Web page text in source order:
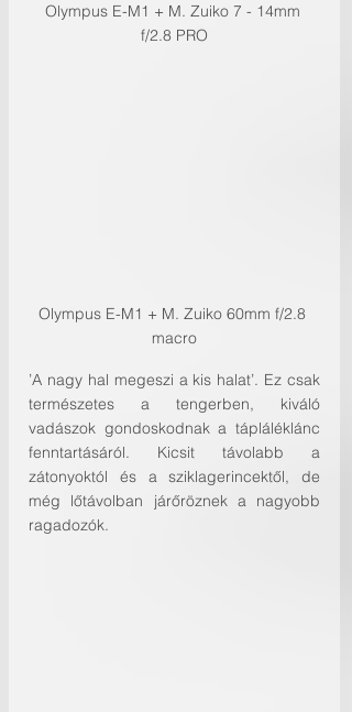
Olympus E-M1 + M. Zuiko 7 - 14mm
f/2.8 PRO
Olympus E-M1 + M. Zuiko 60mm f/2.8
macro
’A nagy hal megeszi a kis halat’. Ez csak
természetes a tengerben, kiváló
vadászok gondoskodnak a tápláléklánc
fenntartásáról. Kicsit távolabb a
zátonyoktól és a sziklagerincektől, de
még lőtávolban járőröznek a nagyobb
ragadozók.